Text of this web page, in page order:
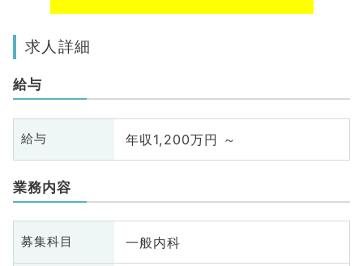
求人詳細
給与
給与 年収1,200万円 ～
業務内容
募集科目 一般内科